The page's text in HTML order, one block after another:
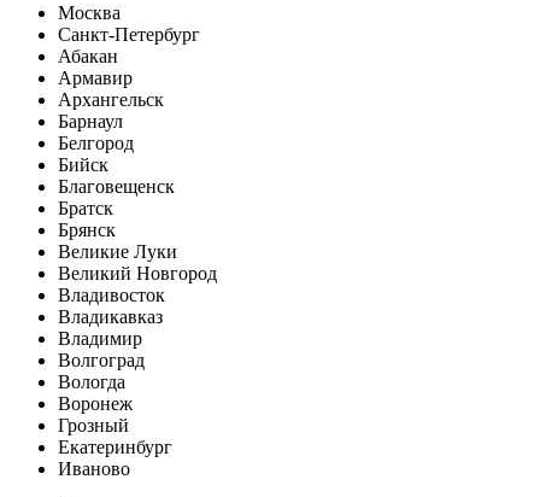
Москва
Санкт-Петербург
Абакан
Армавир
Архангельск
Барнаул
Белгород
Бийск
Благовещенск
Братск
Брянск
Великие Луки
Великий Новгород
Владивосток
Владикавказ
Владимир
Волгоград
Вологда
Воронеж
Грозный
Екатеринбург
Иваново